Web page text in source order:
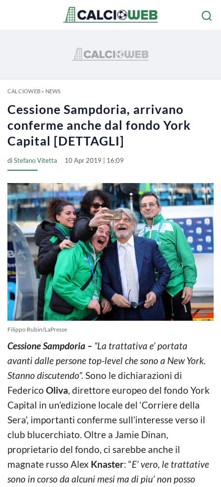
CALCIOWEB» NEWS
Cessione Sampdoria, arrivano
conferme anche dal fondo York
Capital [DETTAGLI]
diStefano Vitetta 10 Apr 2019 | 16:09
Filippo Rubin/LaPresse
Cessione Sampdoria – “La trattativa e’ portata
avanti dalle persone top-level che sono a New York.
Stanno discutendo”. Sono le dichiarazioni di
Federico Oliva, direttore europeo del fondo York
Capital in un’edizione locale del ‘Corriere della
Sera’, importanti conferme sull’interesse verso il
club blucerchiato. Oltre a Jamie Dinan,
proprietario del fondo, ci sarebbe anche il
magnate russo Alex Knaster: “E’ vero, le trattative
sono in corso da alcuni mesi ma di piu’ non posso